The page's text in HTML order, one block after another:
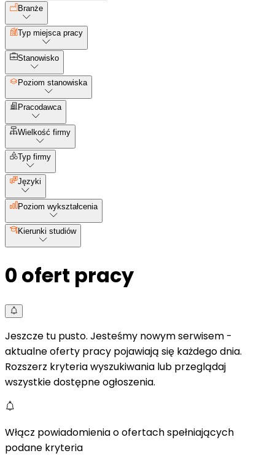
Branże
Typ miejsca pracy
Stanowisko
Poziom stanowiska
Pracodawca
Wielkość firmy
Typ firmy
Języki
Poziom wykształcenia
Kierunki studiów
0 ofert pracy
Jeszcze tu pusto. Jesteśmy nowym serwisem -
aktualne oferty pracy pojawiają się każdego dnia.
Rozszerz kryteria wyszukiwania lub przeglądaj
wszystkie dostępne ogłoszenia.
Włącz powiadomienia o ofertach spełniających
podane kryteria